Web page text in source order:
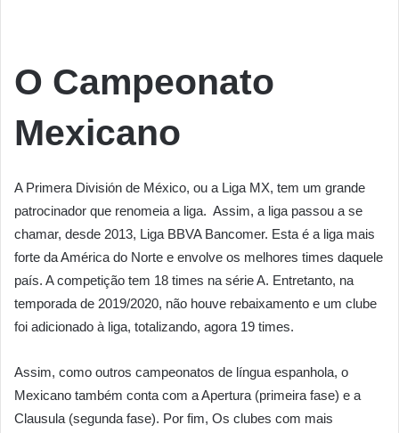
O Campeonato
Mexicano
A Primera División de México, ou a Liga MX, tem um grande
patrocinador que renomeia a liga. Assim, a liga passou a se
chamar, desde 2013, Liga BBVA Bancomer. Esta é a liga mais
forte da América do Norte e envolve os melhores times daquele
país. A competição tem 18 times na série A. Entretanto, na
temporada de 2019/2020, não houve rebaixamento e um clube
foi adicionado à liga, totalizando, agora 19 times.
Assim, como outros campeonatos de língua espanhola, o
Mexicano também conta com a Apertura (primeira fase) e a
Clausula (segunda fase). Por fim, Os clubes com mais